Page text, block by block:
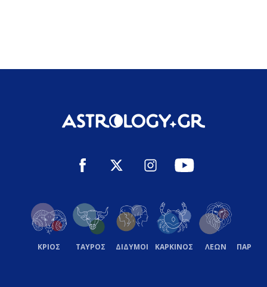
ΚΡΙΟΣ ΤΑΥΡΟΣ ΔΙΔΥΜΟΙ ΚΑΡΚΙΝΟΣ ΛΕΩΝ